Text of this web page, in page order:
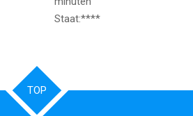
Staat:****
TOP